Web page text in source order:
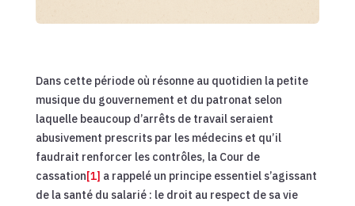
Dans cette période où résonne au quotidien la petite
musique du gouvernement et du patronat selon
laquelle beaucoup d’arrêts de travail seraient
abusivement prescrits par les médecins et qu’il
faudrait renforcer les contrôles, la Cour de
cassation[1] a rappelé un principe essentiel s’agissant
de la santé du salarié : le droit au respect de sa vie